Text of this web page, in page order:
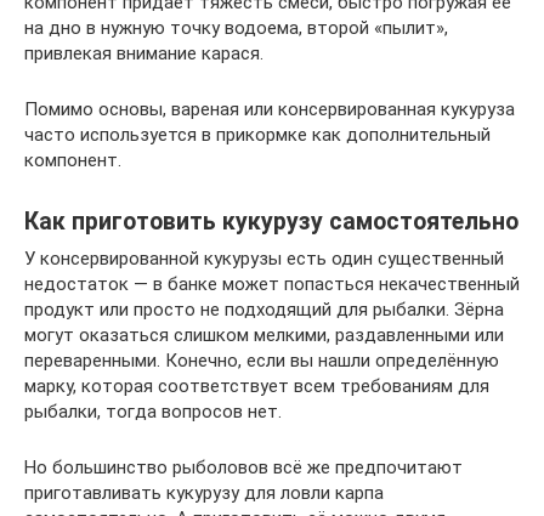
на дно в нужную точку водоема, второй «пылит»,
привлекая внимание карася.
Помимо основы, вареная или консервированная кукуруза
часто используется в прикормке как дополнительный
компонент.
Как приготовить кукурузу самостоятельно
У консервированной кукурузы есть один существенный
недостаток — в банке может попасться некачественный
продукт или просто не подходящий для рыбалки. Зёрна
могут оказаться слишком мелкими, раздавленными или
переваренными. Конечно, если вы нашли определённую
марку, которая соответствует всем требованиям для
рыбалки, тогда вопросов нет.
Но большинство рыболовов всё же предпочитают
приготавливать кукурузу для ловли карпа